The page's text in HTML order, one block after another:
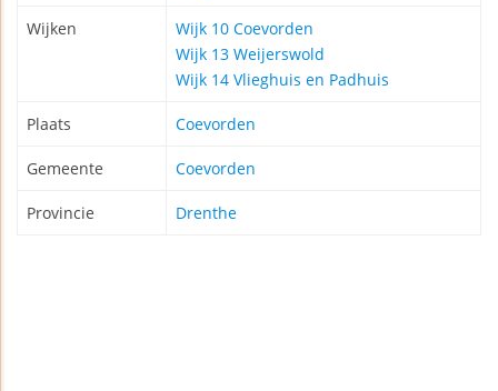
Wijken
Wijk 10 Coevorden
Wijk 13 Weijerswold
Wijk 14 Vlieghuis en Padhuis
Plaats Coevorden
Gemeente Coevorden
Provincie Drenthe